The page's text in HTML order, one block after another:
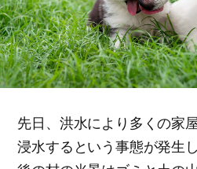
先日、洪水により多くの家
浸水するという事態が発生